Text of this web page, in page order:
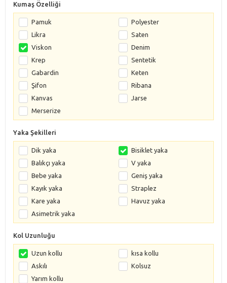
Kumaş Özelliği
Pamuk
Polyester
Likra
Saten
Viskon
Denim
Krep
Sentetik
Gabardin
Keten
Şifon
Ribana
Kanvas
Jarse
Merserize
Yaka Şekilleri
Dik yaka
Bisiklet yaka
Balıkçı yaka
V yaka
Bebe yaka
Geniş yaka
Kayık yaka
Straplez
Kare yaka
Havuz yaka
Asimetrik yaka
Kol Uzunluğu
Uzun kollu
kısa kollu
Askılı
Kolsuz
Yarım kollu